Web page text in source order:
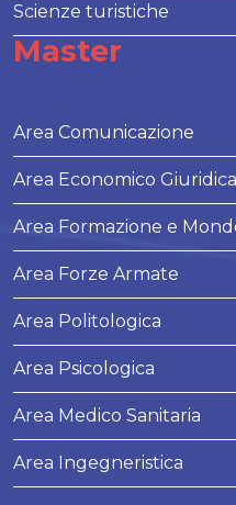
Scienze turistiche
Master
Area Comunicazione
Area Economico Giuridica
Area Formazione e
Area Forze Armate
Area Politologica
Area Psicologica
Area Medico Sanitaria
Area Ingegneristica